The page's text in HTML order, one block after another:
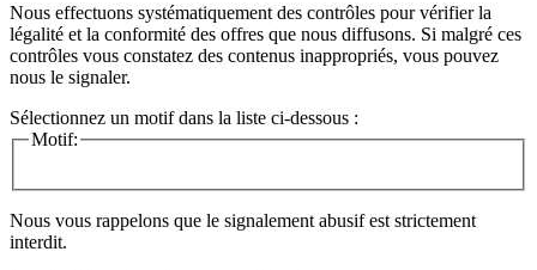
Nous effectuons systématiquement des contrôles pour vérifier la
légalité et la conformité des offres que nous diffusons. Si malgré ces
contrôles vous constatez des contenus inappropriés, vous pouvez
nous le signaler.
Sélectionnez un motif dans la liste ci-dessous :
Motif:
Nous vous rappelons que le signalement abusif est strictement
interdit.